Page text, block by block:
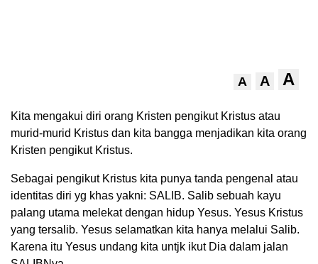
A A A
Kita mengakui diri orang Kristen pengikut Kristus atau
murid-murid Kristus dan kita bangga menjadikan kita orang
Kristen pengikut Kristus.
Sebagai pengikut Kristus kita punya tanda pengenal atau
identitas diri yg khas yakni: SALIB. Salib sebuah kayu
palang utama melekat dengan hidup Yesus. Yesus Kristus
yang tersalib. Yesus selamatkan kita hanya melalui Salib.
Karena itu Yesus undang kita untjk ikut Dia dalam jalan